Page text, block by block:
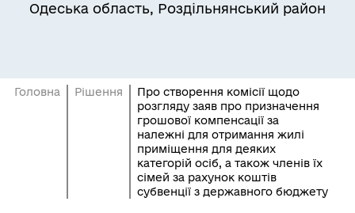
Одеська область, Роздільнянський район
Головна Рішення
Про створення комісії щодо
розгляду заяв про призначення
грошової компенсації за
належні для отримання жилі
приміщення для деяких
категорій осіб, а також членів їх
сімей за рахунок коштів
субвенції з державного бюджету